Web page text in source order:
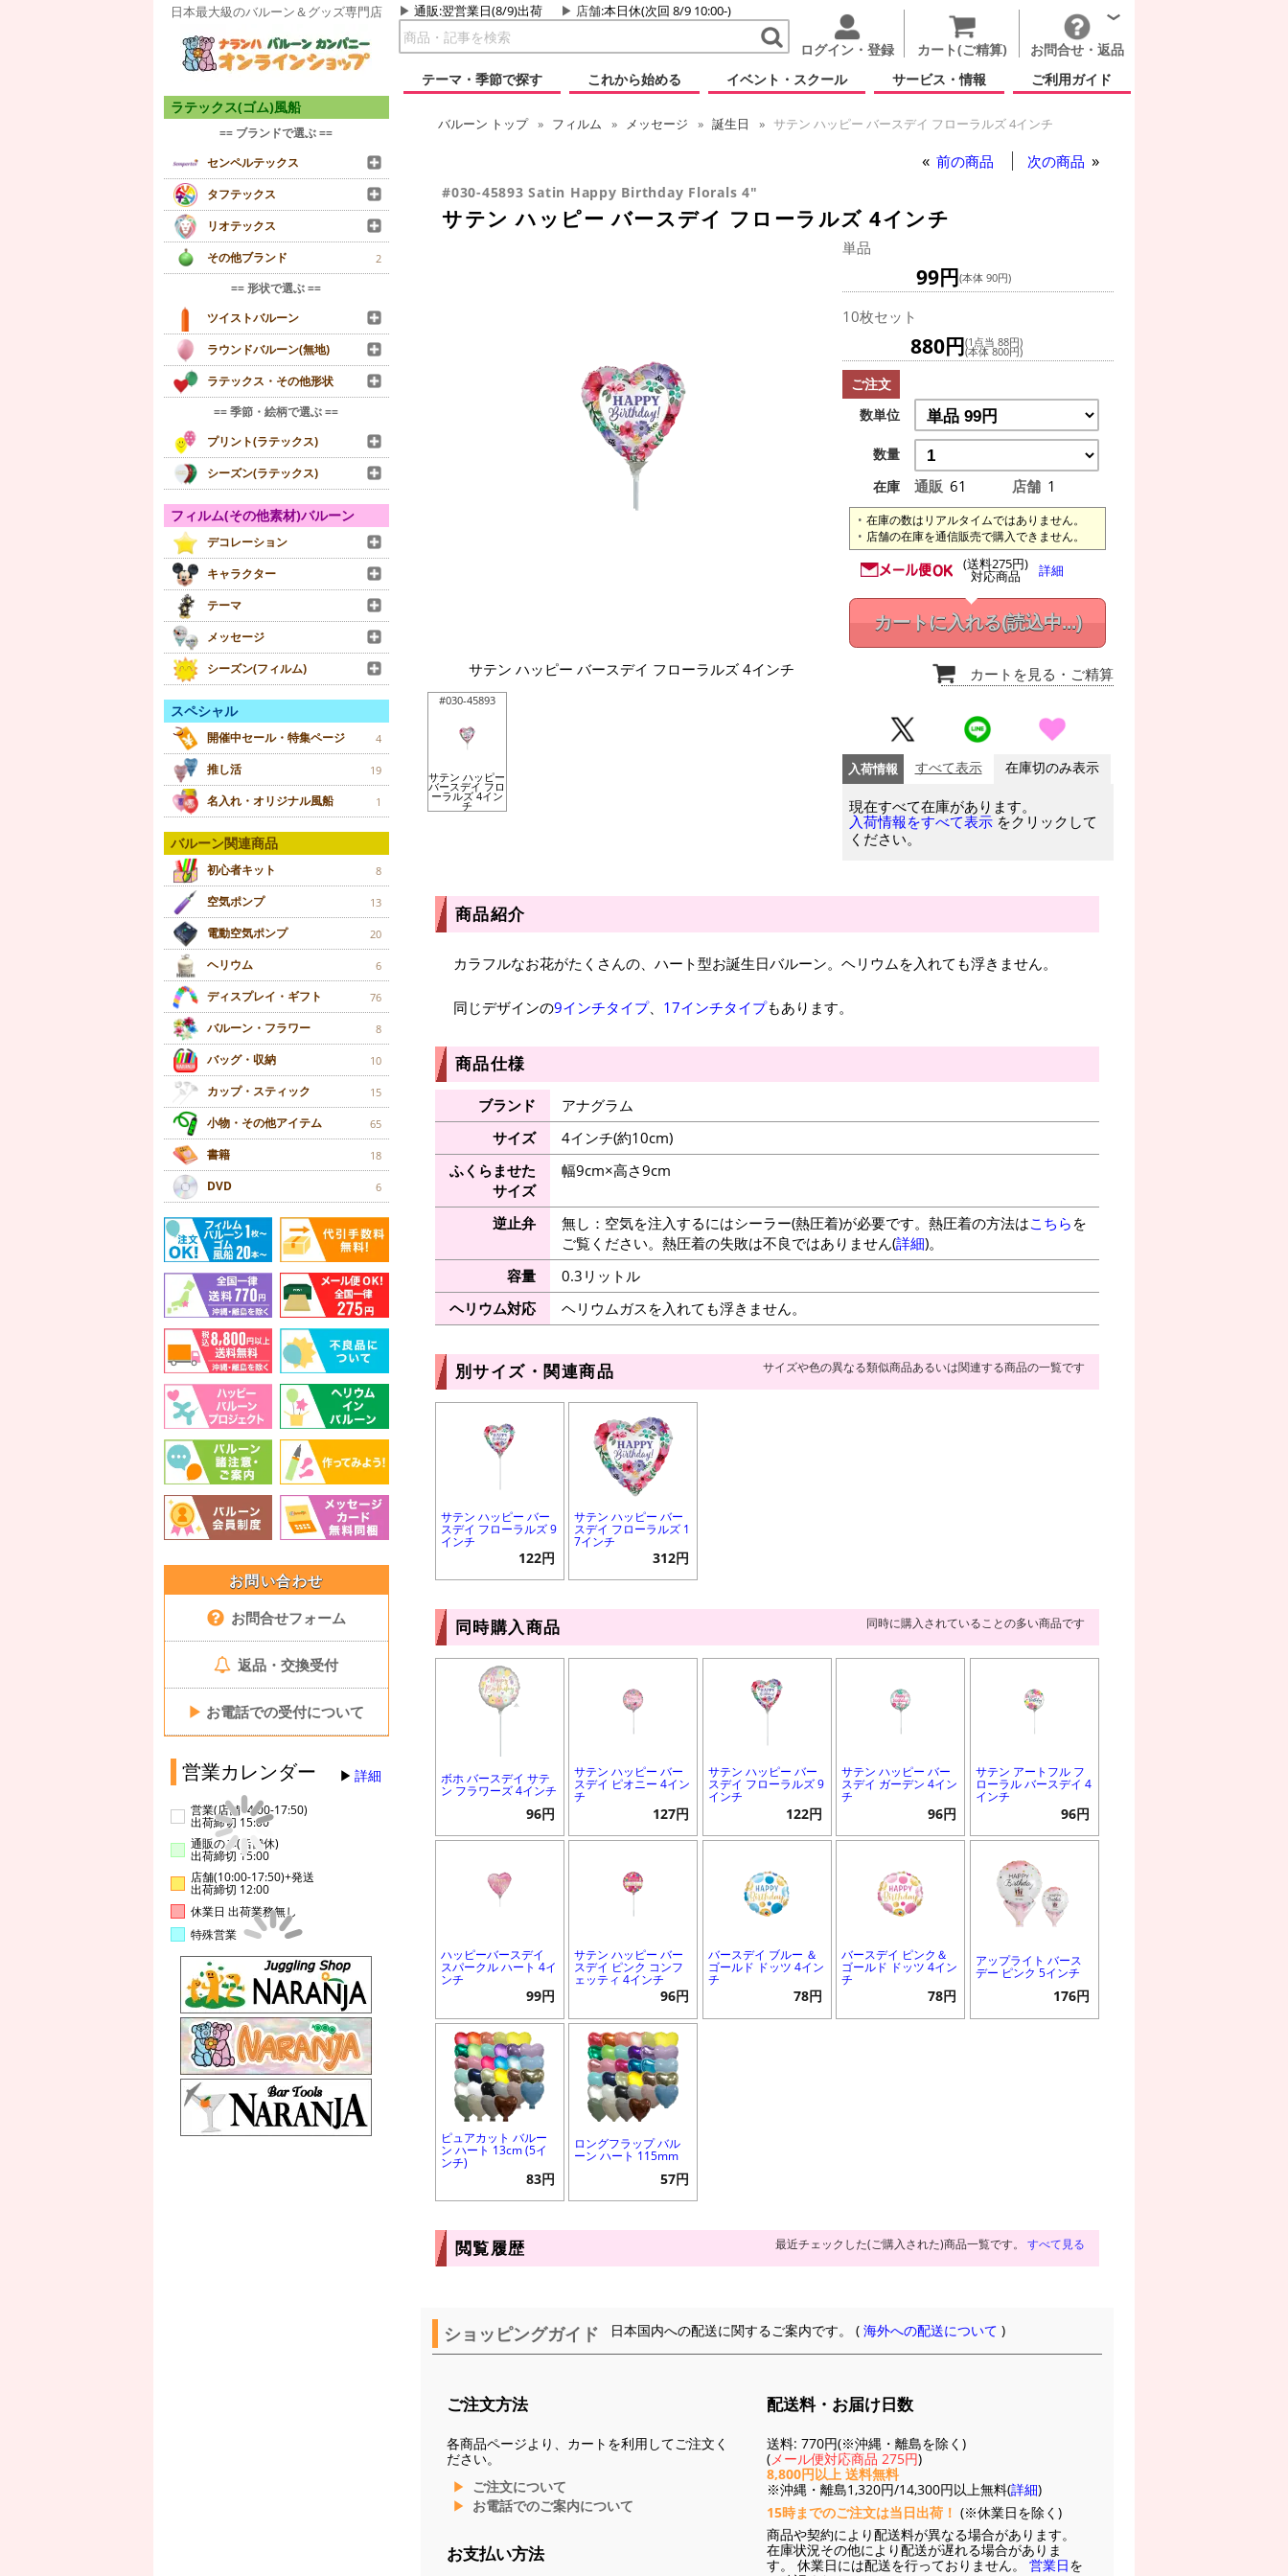
日本最大級のバルーン＆グッズ専門店 通販:翌営業日(8/9)出荷 店舗:本日休(次回 8/9 10:00-)
ログイン・登録 カート(ご精算)
お問合せ・返品
テーマ・季節で探す
これから始める イベント・スクール サービス・情報 ご利用ガイド
ラテックス(ゴム)風船
== ブランドで選ぶ ==
センペルテックス
タフテックス
リオテックス
その他ブランド
2
== 形状で選ぶ ==
ツイストバルーン
ラウンドバルーン(無地)
ラテックス・その他形状
== 季節・絵柄で選ぶ ==
プリント(ラテックス)
シーズン(ラテックス)
フィルム(その他素材)バルーン
デコレーション
キャラクター
テーマ
メッセージ
シーズン(フィルム)
スペシャル
開催中セール・特集ページ 4
推し活 19
名入れ・オリジナル風船 1
バルーン関連商品
初心者キット 8
空気ポンプ 13
電動空気ポンプ 20
ヘリウム 6
ディスプレイ・ギフト 76
バルーン・フラワー 8
バッグ・収納 10
カップ・スティック 15
小物・その他アイテム 65
書籍 18
DVD 6
お問い合わせ
お問合せフォーム
返品・交換受付
▶ お電話での受付について
営業カレンダー 詳細
営業(店舗14:00-17:50)
出荷締切 15:00
通販のみ(店舗休)
出荷締切 15:00
店舗(10:00-17:50)+発送
出荷締切 12:00
休業日 出荷業務無し
特殊営業
バルーン トップ フィルム メッセージ 誕生日 サテン ハッピー バースデイ フローラルズ 4インチ
前の商品 次の商品
#030-45893 Satin Happy Birthday Florals 4"
サテン ハッピー バースデイ フローラルズ 4インチ
サテン ハッピー バースデイ フローラルズ 4インチ
#030-45893
サテン ハッピー
バースデイ フロ
ーラルズ 4イン
チ
単品
99円(本体 90円)
10枚セット
880円(1点当 88円)
(本体 800円)
ご注文
数単位
数量
在庫
通販 61 店舗 1
在庫の数はリアルタイムではありません。
店舗の在庫を通信販売で購入できません。
(送料275円)
対応商品 詳細
カートに入れる(読込中...)
カートを見る ・ご精算
入荷情報 すべて表示 在庫切のみ表示
現在すべて在庫があります。
入荷情報をすべて表示 をクリックして
ください。
商品紹介
カラフルなお花がたくさんの、ハート型お誕生日バルーン。ヘリウムを入れても浮きません。
同じデザインの9インチタイプ、 17インチタイプもあります。
商品仕様
ブランド
アナグラム
サイズ
4インチ(約10cm)
ふくらませた
サイズ
幅9cm×高さ9cm
逆止弁 無し：空気を注入するにはシーラー(熱圧着)が必要です。熱圧着の方法はこちら を
ご覧ください。熱圧着の失敗は不良ではありません(詳細)。
容量
0.3リットル
ヘリウム対応
ヘリウムガスを入れても浮きません。
別サイズ・関連商品 サイズや色の異なる類似商品あるいは関連する商品の一覧です
サテン ハッピー バー
スデイ フローラルズ 9
インチ
122円
サテン ハッピー バー
スデイ フローラルズ 1
7インチ
312円
同時購入商品 同時に購入されていることの多い商品です
ボホ バースデイ サテ
ン フラワーズ 4インチ
96円
サテン ハッピー バー
スデイ ピオニー 4イン
チ
127円
サテン ハッピー バー
スデイ フローラルズ 9
インチ
122円
サテン ハッピー バー
スデイ ガーデン 4イン
チ
96円
サテン アートフル フ
ローラル バースデイ 4
インチ
96円
ハッピーバースデイ
スパークル ハート 4イ
ンチ
99円
サテン ハッピー バー
スデイ ピンク コンフ
ェッティ 4インチ
96円
バースデイ ブルー ＆
ゴールド ドッツ 4イン
チ
78円
バースデイ ピンク＆
ゴールド ドッツ 4イン
チ
78円
アップライト バース
デー ピンク 5インチ
176円
ピュアカット バルー
ン ハート 13cm (5イ
ンチ)
83円
ロングフラップ バル
ーン ハート 115mm
57円
閲覧履歴 最近チェックした(ご購入された)商品一覧です。 すべて見る
ショッピングガイド 日本国内への配送に関するご案内です。 (海外への配送について )
ご注文方法
各商品ページより、カートを利用してご注文く
ださい。
ご注文について
お電話でのご案内について
お支払い方法
配送料・お届け日数
送料: 770円(※沖縄・離島を除く)
(メール便対応商品 275円)
8,800円以上 送料無料
※沖縄・離島1,320円/14,300円以上無料(詳細)
15時までのご注文は当日出荷！ (※休業日を除く)
商品や契約により配送料が異なる場合があります。
在庫状況その他により配送が遅れる場合がありま
す。 休業日には配送を行っておりません。 営業日を